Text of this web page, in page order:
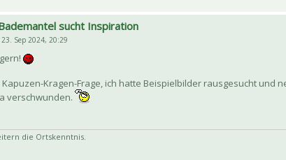
sucht Inspiration
23. Sep 2024, 20:29
Kapuzen-Kragen-Frage, ich hatte Beispielbilder rausgesucht
verschwunden.
die Ortskenntnis.